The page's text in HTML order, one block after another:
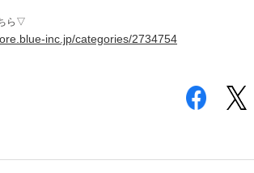
ら▽
inc.jp/categories/2734754